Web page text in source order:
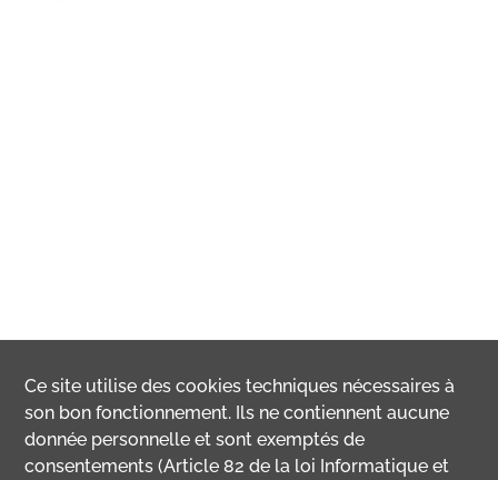
Ce site utilise descookies techniques nécessaires à
son bon fonctionnement. Ils ne contiennent aucune
donnée personnelle et sont exemptés de
consentements (Article 82 de la loi Informatique et